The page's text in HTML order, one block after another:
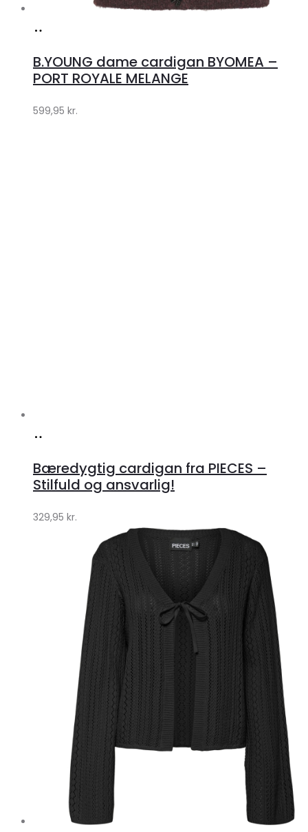
Klædeskabet.dk
B.YOUNG dame cardigan BYOMEA –
PORT ROYALE MELANGE
599,95 kr.
Klædeskabet.dk
Bæredygtig cardigan fra PIECES –
Stilfuld og ansvarlig!
329,95 kr.